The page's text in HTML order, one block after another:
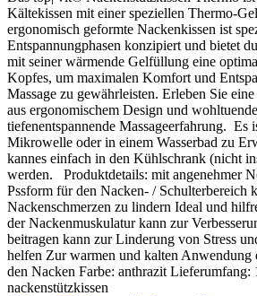
Kältekissen mit einer speziellen Thermo-
ergonomisch geformte Nackenkissen ist
Entspannungphasen konzipiert und bietet
mit seiner wärmende Gelfüllung eine
Kopfes, um maximalen Komfort und
Massage zu gewährleisten. Erleben Sie
aus ergonomischem Design und
tiefenentspannende Massageerfahrung. Es
Mikrowelle oder in einem Wasserbad zu
kannes einfach in den Kühlschrank (nicht
werden. Produktdetails: mit angenehmer
Pssform für den Nacken- / Schulterbereich
Nackenschmerzen zu lindern Ideal und
der Nackenmuskulatur kann zur
beitragen kann zur Linderung von Stress
helfen Zur warmen und kalten Anwendung
den Nacken Farbe: anthrazit
nackenstützkissen